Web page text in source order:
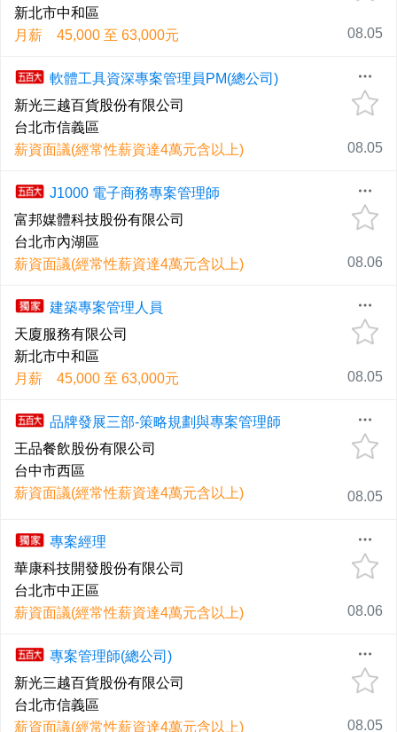
新北市中和區
月薪 45,000 至 63,000元
08.05
軟體工具資深專案管理員PM(總公司)
新光三越百貨股份有限公司
台北市信義區
薪資面議(經常性薪資達4萬元含以上)
08.05
J1000 電子商務專案管理師
富邦媒體科技股份有限公司
台北市內湖區
薪資面議(經常性薪資達4萬元含以上)
08.06
建築專案管理人員
天廈服務有限公司
新北市中和區
月薪 45,000 至 63,000元
08.05
品牌發展三部-策略規劃與專案管理師
王品餐飲股份有限公司
台中市西區
薪資面議(經常性薪資達4萬元含以上)
08.05
專案經理
華康科技開發股份有限公司
台北市中正區
薪資面議(經常性薪資達4萬元含以上)
08.06
專案管理師(總公司)
新光三越百貨股份有限公司
台北市信義區
薪資面議(經常性薪資達4萬元含以上)
08.05